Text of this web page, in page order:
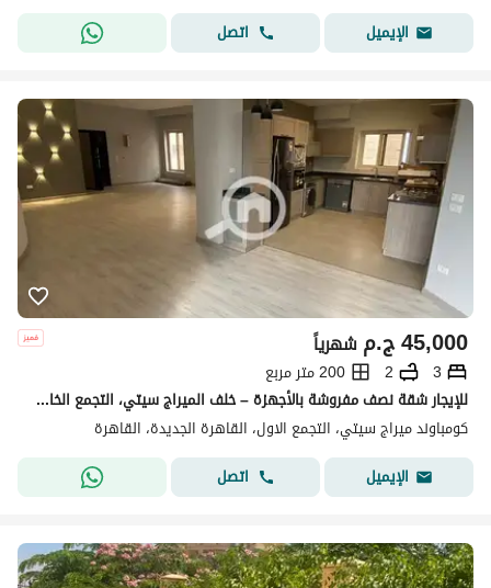
الإيميل
اتصل
ج.م45,000 شهرياً
3
2
200 متر مربع
للإيجار شقة نصف مفروشة بالأجهزة – خلف الميراج سيتي، التجمع الخامس
كومباوند ميراج سيتي، التجمع الاول، القاهرة الجديدة، القاهرة
الإيميل
اتصل